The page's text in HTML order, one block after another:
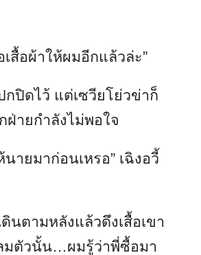
สื้อผ้าให้ผมอีกแล้วล่ะ”
กปิดไว้ แต่เซวียโย่วข่าก็
ฝ่ายกำลังไม่พอใจ
ายมาก่อนเหรอ” เฉิงอวี้
นตามหลังแล้วดึงเสื้อเขา
มตัวนั้น…ผมรู้ว่าพี่ซื้อมา